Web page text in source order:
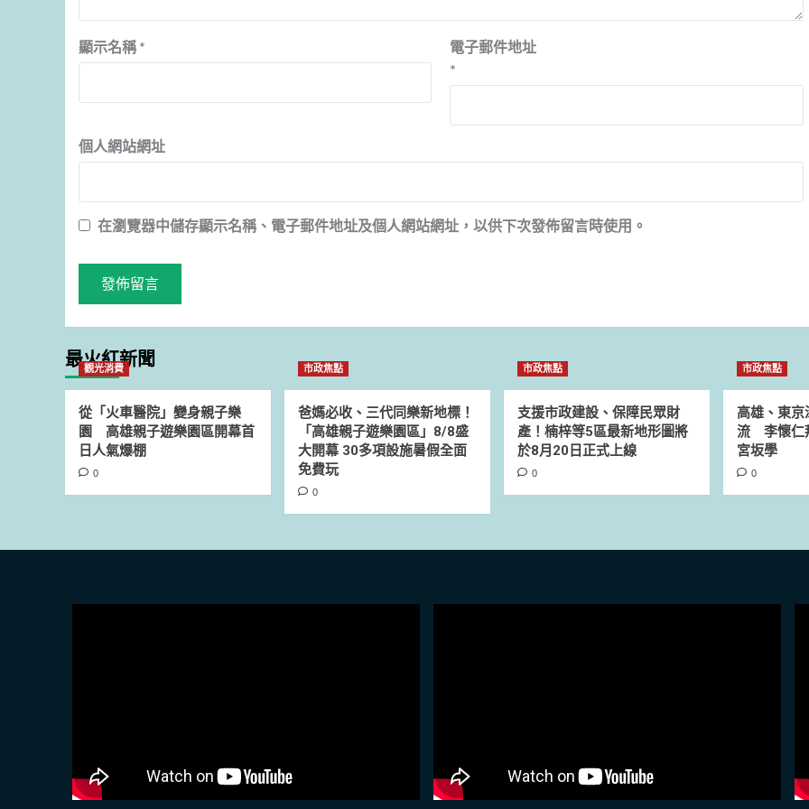
顯示名稱 *
電子郵件地址
*
個人網站網址
在瀏覽器中儲存顯示名稱、電子郵件地址及個人網站網址，以供下次發佈留言時使用。
最火紅新聞
觀光消費
從「火車醫院」變身親子樂
園 高雄親子遊樂園區開幕首
日人氣爆棚
0
市政焦點
爸媽必收、三代同樂新地標！
「高雄親子遊樂園區」8/8盛
大開幕 30多項設施暑假全面
免費玩
0
市政焦點
支援市政建設、保障民眾財
產！楠梓等5區最新地形圖將
於8月20日正式上線
0
市政焦點
高雄、東
流 李懷仁
宮坂學
0